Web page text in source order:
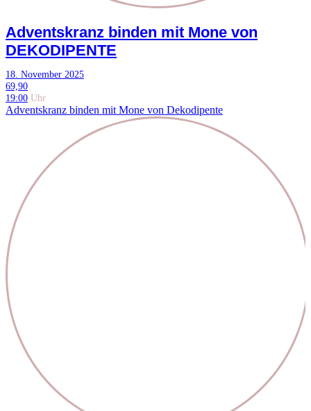
Adventskranz binden mit Mone von
DEKODIPENTE
18. November 2025
69,90
19:00 Uhr
Adventskranz binden mit Mone von Dekodipente